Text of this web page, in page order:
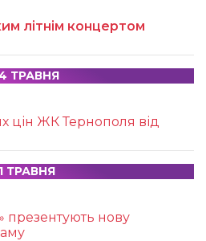
літнім концертом
ТРАВНЯ
цін ЖК Тернополя від
1 ТРАВНЯ
презентують нову